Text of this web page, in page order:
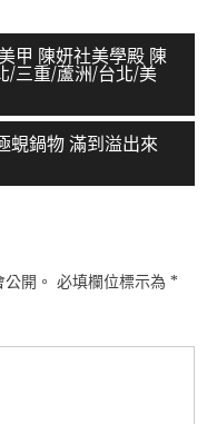
甲 陳妍社美學殿 陳
/三重/蘆洲/台北/美
蜆鍋物 滿到溢出來
開。 必填欄位標示為 *